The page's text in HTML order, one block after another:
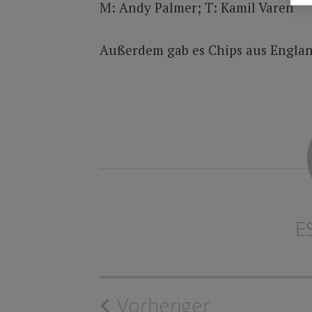
M: Andy Palmer; T: Kamil Varen
Außerdem gab es Chips aus
Vorheriger